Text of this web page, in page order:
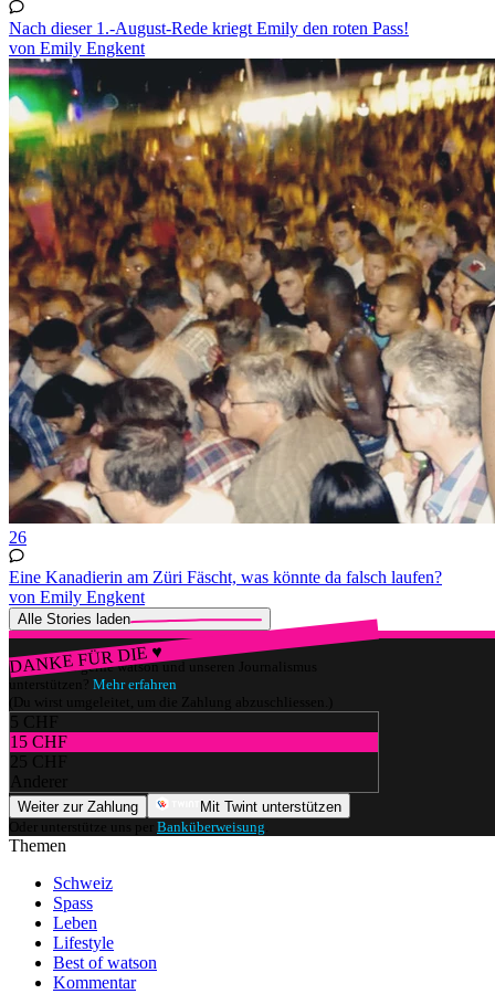
Nach dieser 1.-August-Rede kriegt Emily den roten Pass!
von Emily Engkent
26
Eine Kanadierin am Züri Fäscht, was könnte da falsch laufen?
von Emily Engkent
Alle Stories laden
DANKE FÜR DIE ♥
Würdest du gerne watson und unseren Journalismus
unterstützen? Mehr erfahren
(Du wirst umgeleitet, um die Zahlung abzuschliessen.)
5 CHF
15 CHF
25 CHF
Anderer
Weiter zur Zahlung
Mit Twint unterstützen
Oder unterstütze uns per Banküberweisung
Themen
Schweiz
Spass
Leben
Lifestyle
Best of watson
Kommentar